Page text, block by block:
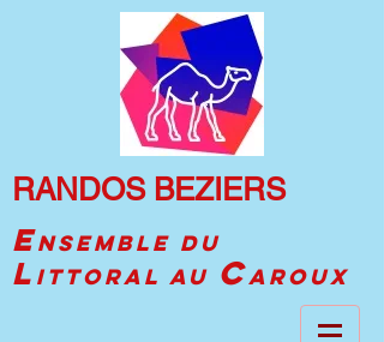
RANDOS BEZIERS
ENSEMBLE DU
L ITTORAL AU CAROUX